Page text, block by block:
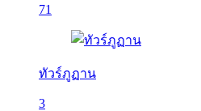
71
ทัวร์ภูฏาน
3